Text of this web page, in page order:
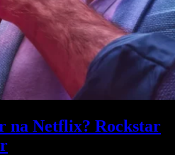
na Netflix? Rockstar